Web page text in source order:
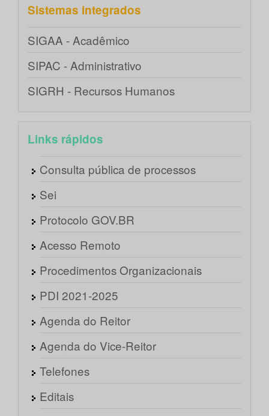
Sistemas integrados
SIGAA - Acadêmico
SIPAC - Administrativo
SIGRH - Recursos Humanos
Links rápidos
Consulta pública de processos
Sei
Protocolo GOV.BR
Acesso Remoto
Procedimentos Organizacionais
PDI 2021-2025
Agenda do Reitor
Agenda do Vice-Reitor
Telefones
Editais